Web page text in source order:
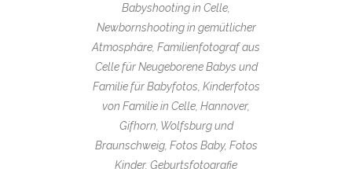
Babyshooting in Celle,
Newbornshooting in gemütlicher
Atmosphäre, Familienfotograf aus
Celle für Neugeborene Babys und
Familie für Babyfotos, Kinderfotos
von Familie in Celle, Hannover,
Gifhorn, Wolfsburg und
Braunschweig, Fotos Baby, Fotos
Kinder, Geburtsfotografie